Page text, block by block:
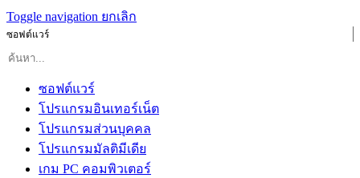
Toggle navigation ยกเลิก
ซอฟต์แวร์
ซอฟต์แวร์
โปรแกรมอินเทอร์เน็ต
โปรแกรมส่วนบุคคล
โปรแกรมมัลติมีเดีย
เกม PC คอมพิวเตอร์